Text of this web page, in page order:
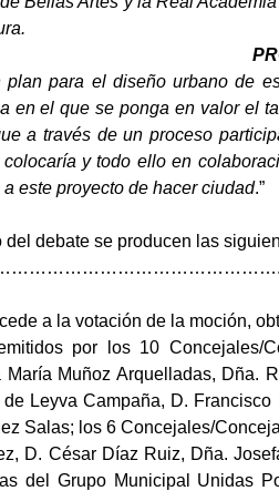
para el diseño urbano de
en el que se ponga en valor el
a través de un proceso
y todo ello en
este proyecto de hacer ciudad.”
del debate se producen las
a la votación de la moción,
por los 10 Concejales/
María Muñoz Arquelladas, Dña.
Leyva Campaña, D.
Salas; los 6 Concejales/
D. César Díaz Ruiz, Dña.
del Grupo Municipal Unidas